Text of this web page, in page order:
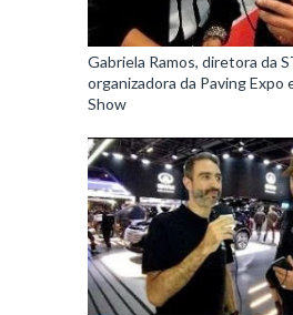
Gabriela Ramos, diretora da
organizadora da Paving Expo
Show